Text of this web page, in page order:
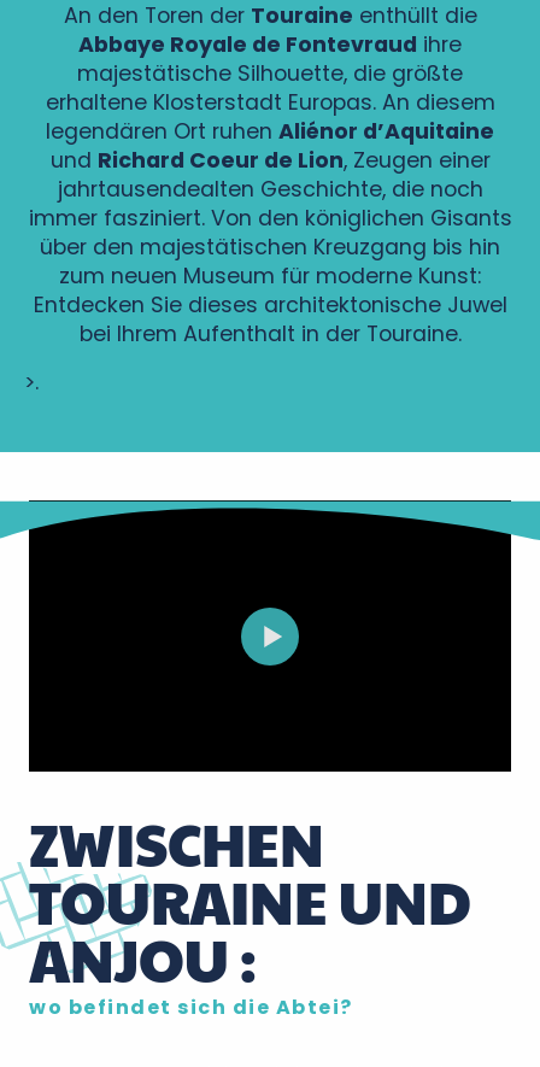
An den Toren der Touraine enthüllt die
Abbaye Royale de Fontevraud ihre
majestätische Silhouette, die größte
erhaltene Klosterstadt Europas. An diesem
legendären Ort ruhen Aliénor d’Aquitaine
und Richard Coeur de Lion, Zeugen einer
jahrtausendealten Geschichte, die noch
immer fasziniert. Von den königlichen Gisants
über den majestätischen Kreuzgang bis hin
zum neuen Museum für moderne Kunst:
Entdecken Sie dieses architektonische Juwel
bei Ihrem Aufenthalt in der Touraine.
>.
ZWISCHEN
TOURAINE UND
ANJOU :
wo befindet sich die Abtei?